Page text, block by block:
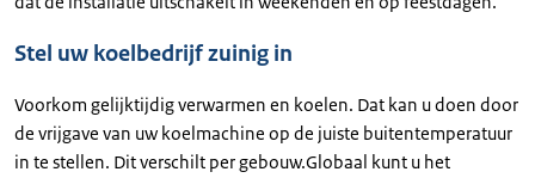
Stel uw koelbedrijf zuinig in
Voorkom gelijktijdig verwarmen en koelen. Dat kan u doen door
de vrijgave van uw koelmachine op de juiste buitentemperatuur
in te stellen. Dit verschilt per gebouw.Globaal kunt u het